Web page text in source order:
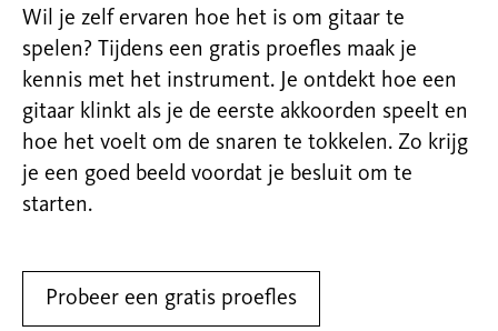
Wil je zelf ervaren hoe het is om gitaar te
spelen? Tijdens een gratis proefles maak je
kennis met het instrument. Je ontdekt hoe een
gitaar klinkt als je de eerste akkoorden speelt en
hoe het voelt om de snaren te tokkelen. Zo krijg
je een goed beeld voordat je besluit om te
starten.
Probeer een gratis proefles